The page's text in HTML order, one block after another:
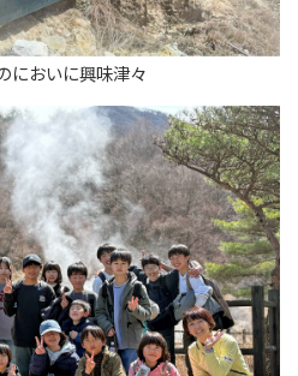
においに興味津々